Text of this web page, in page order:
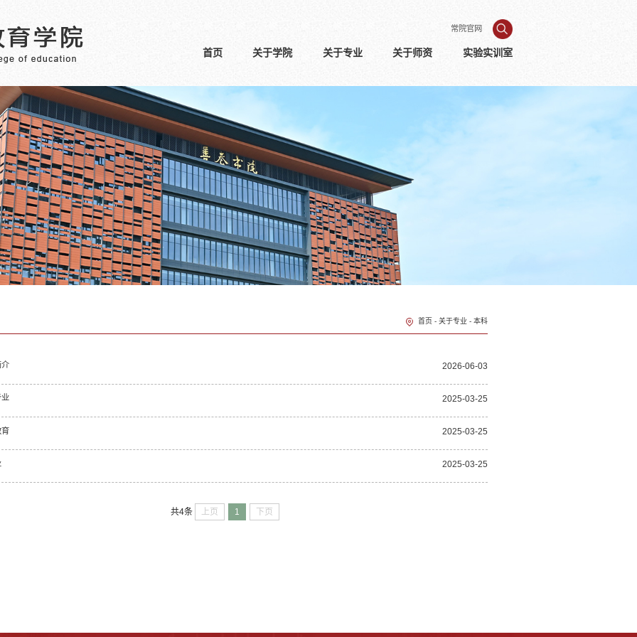
常院官网
首页 关于学院 关于专业 关于师资 实验实训室
首页 - 关于专业 - 本科
介 2026-06-03
业 2025-03-25
育 2025-03-25
2025-03-25
共4条 上页 1 下页